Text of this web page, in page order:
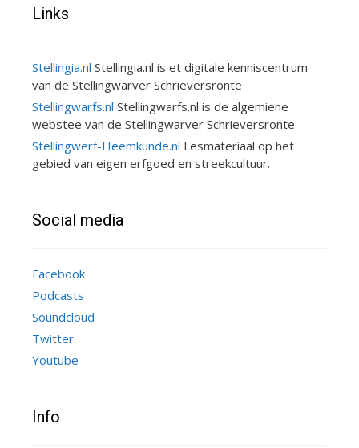
Links
Stellingia.nl Stellingia.nl is et digitale kenniscentrum
van de Stellingwarver Schrieversronte
Stellingwarfs.nl Stellingwarfs.nl is de algemiene
webstee van de Stellingwarver Schrieversronte
Stellingwerf-Heemkunde.nl Lesmateriaal op het
gebied van eigen erfgoed en streekcultuur.
Social media
Facebook
Podcasts
Soundcloud
Twitter
Youtube
Info